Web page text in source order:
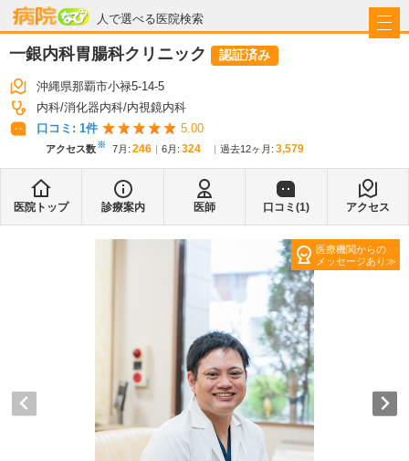
人で選べる医院検索
病院なび
一銀内科胃腸科クリニック 認証済み
沖縄県那覇市小禄5-14-5
内科 消化器内科 内視鏡内科
口コミ: 1件 5.00
アクセス数※ 7月 : 246 6月 : 324 過去12ヶ月: 3,579
医院トップ 診療案内 医師 口コミ(1) アクセス
医療機関からの
メッセージあり